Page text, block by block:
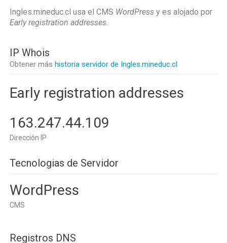
Ingles.mineduc.cl usa el CMS WordPress y es alojado por
Early registration addresses.
IP Whois
Obtener más historia servidor de Ingles.mineduc.cl
Early registration addresses
163.247.44.109
Dirección IP
Tecnologias de Servidor
WordPress
CMS
Registros DNS